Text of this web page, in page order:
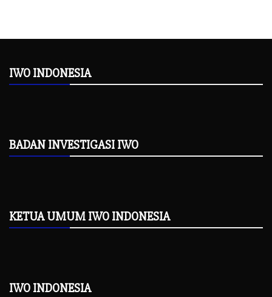
IWO INDONESIA
BADAN INVESTIGASI IWO
KETUA UMUM IWO INDONESIA
IWO INDONESIA